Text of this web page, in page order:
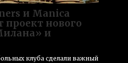
и Manica
проект нового
и
клуба сделали важный